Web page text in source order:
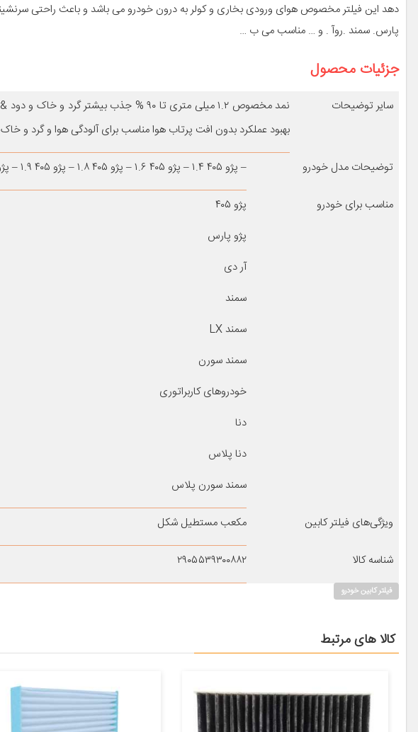
پارس. سمند .روآ . و … مناسب می ب …
جزئیات محصول
سایر توضیحات
بهبود عملکرد بدون افت پرتاب هوا مناسب برای آلودگی هوا و گرد و خاک
توضیحات مدل خودرو – پژو ۴۰۵ ۱.۴ – پژو ۴۰۵ ۱.۶ – پژو ۴۰۵ ۱.۸ – پژو ۴۰۵ ۱.۹ – پژو ۴۰۵ ۲.۰ – دنا -پژو پارس
مناسب برای خودرو
پژو ۴۰۵
پژو پارس
آر دی
سمند
سمند LX
سمند سورن
خودروهای کاربراتوری
دنا
دنا پلاس
سمند سورن پلاس
ویژگی‌های فیلتر کابین مکعب مستطیل شکل
شناسه کالا ۲۹۰۵۵۳۹۳۰۰۸۸۲
فیلتر کابین خودرو
کالا های مرتبط